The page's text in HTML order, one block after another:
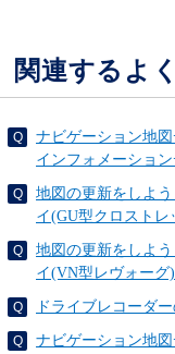
関連するよ
ナビゲーション地
インフォメーショ
地図の更新をしよ
イ(GU型クロストレ
地図の更新をしよ
イ(VN型レヴォーグ)
ドライブレコーダ
ナビゲーション地